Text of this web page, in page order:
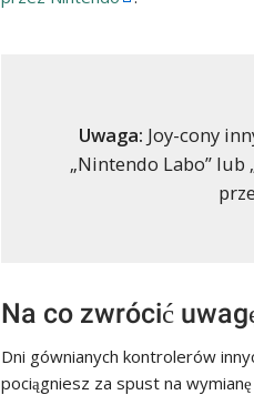
Uwaga: Joy-cony
„Nintendo Labo” lub
Na co zwrócić
Dni gównianych kontrolerów
pociągniesz za spust na